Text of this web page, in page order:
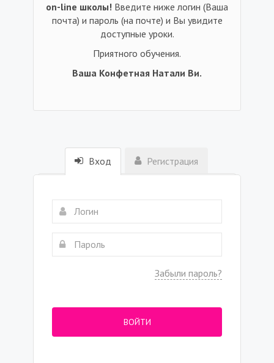
on-line школы! Введите ниже логин (Ваша
почта) и пароль (на почте) и Вы увидите
доступные уроки.
Приятного обучения.
Ваша Конфетная Натали Ви.
Вход Регистрация
Забыли пароль?
ВОЙТИ